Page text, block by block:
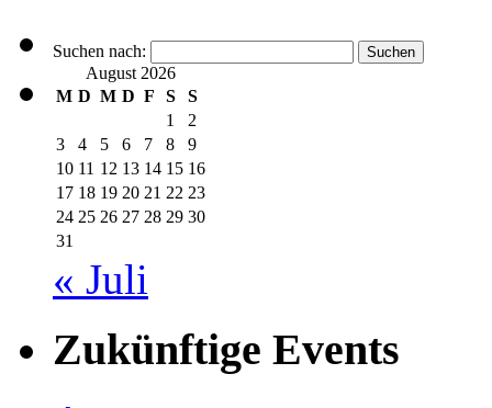
Suchen nach:
August 2026
M D M D F S
S
1
2
3
4 5 6 7 8
9
10 11 12 13 14 15 16
17 18 19 20 21 22 23
24 25 26 27 28 29 30
31
« Juli
Zukünftige Events